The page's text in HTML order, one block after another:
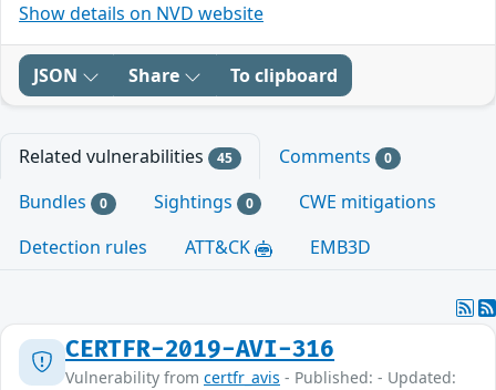
Show details on NVD website
JSON Share To clipboard
Related vulnerabilities 45 Comments 0
Bundles 0 Sightings 0
CWE mitigations
Detection rules
ATT&CK EMB3D
CERTFR-2019-AVI-316
Vulnerability from certfr_avis - Published: - Updated: